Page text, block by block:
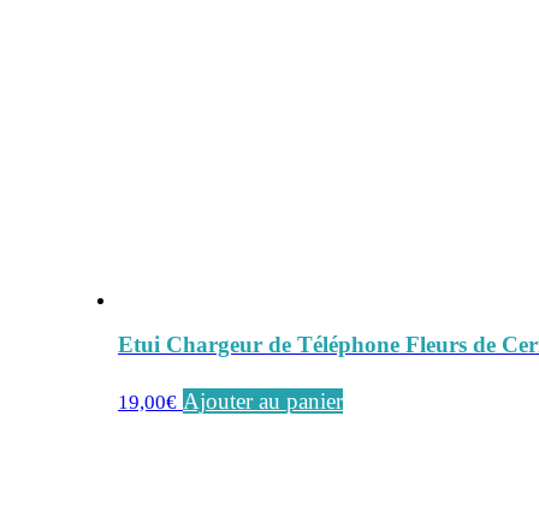
Etui Chargeur de Téléphone Fleurs de
19,00€ Ajouter au panier